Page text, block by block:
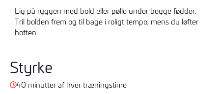
Lig på ryggen med bold eller pølle under begge fødder.
Tril bolden frem og til bage i roligt tempo, mens du løfter
hoften.
Styrke
40 minutter af hver træningstime